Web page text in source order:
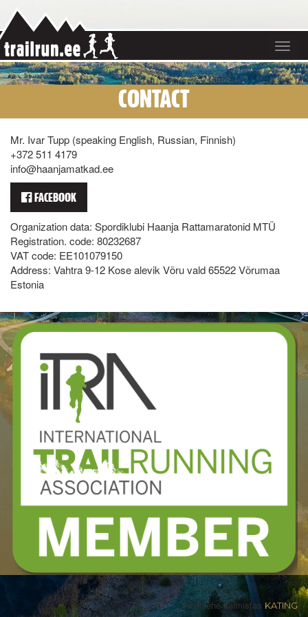
Toggle
CONTACT
Mr. Ivar Tupp (speaking English, Russian, Finnish)
+372 511 4179
info@haanjamatkad.ee
FACEBOOK
Organization data: Spordiklubi Haanja Rattamaratonid MTÜ
Registration. code: 80232687
VAT code: EE101079150
Address: Vahtra 9-12 Kose alevik Võru vald 65522 Võrumaa
Estonia
Kodulehe valmistas KATING